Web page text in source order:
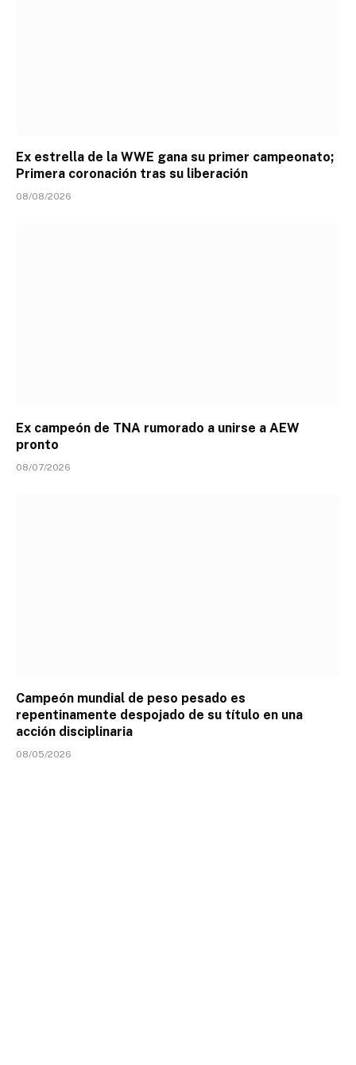
Ex estrella de la WWE gana su primer campeonato;
Primera coronación tras su liberación
08/08/2026
Ex campeón de TNA rumorado a unirse a AEW
pronto
08/07/2026
Campeón mundial de peso pesado es
repentinamente despojado de su título en una
acción disciplinaria
08/05/2026